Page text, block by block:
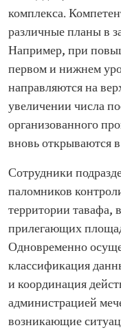
комплекса.
различные планы в
Например, при
первом и нижнем
направляются на
увеличении числа
организованного
вновь открываются
Сотрудники
паломников
территории тавафа,
прилегающих
Одновременно
классификация
и координация
администрацией
возникающие